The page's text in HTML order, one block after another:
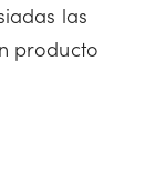
las
producto